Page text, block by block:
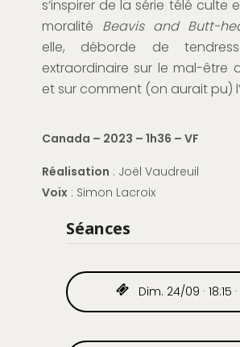
s’inspirer de la série télé culte
moralité Beavis and Butt-
elle, déborde de
extraordinaire sur le mal-être
et sur comment (on aurait pu)
Canada – 2023 – 1h36 – VF
Réalisation : Joël Vaudreuil
Voix: Simon Lacroix
Séances
Dim. 24/09 · 18:15